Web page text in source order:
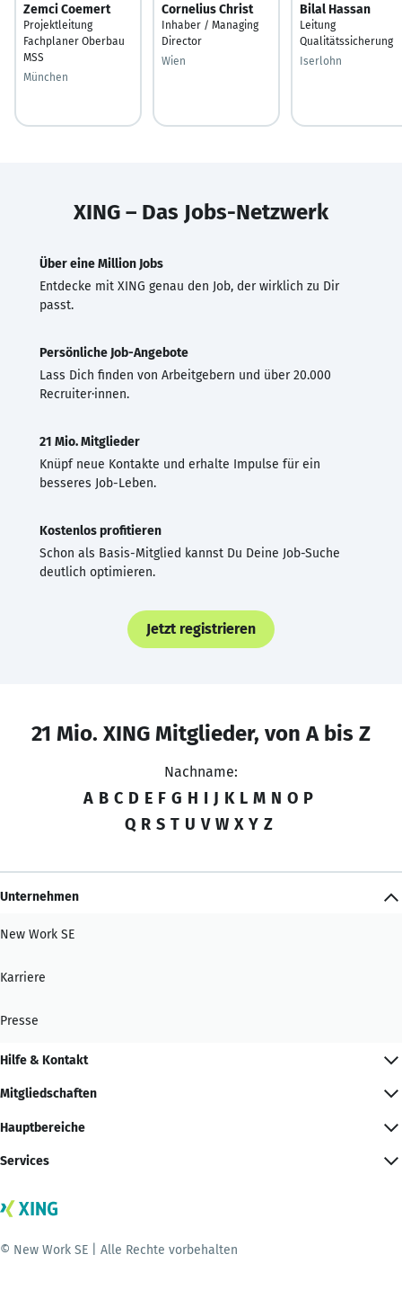
Zemci Coemert
Projektleitung
Fachplaner Oberbau
MSS
München
Cornelius Christ
Inhaber / Managing
Director
Wien
Bilal Hassan
Leitung
Qualitätssicherung
Iserlohn
XING – Das Jobs-Netzwerk
Über eine Million Jobs
Entdecke mit XING genau den Job, der wirklich zu Dir
passt.
Persönliche Job-Angebote
Lass Dich finden von Arbeitgebern und über 20.000
Recruiter·innen.
21 Mio. Mitglieder
Knüpf neue Kontakte und erhalte Impulse für ein
besseres Job-Leben.
Kostenlos profitieren
Schon als Basis-Mitglied kannst Du Deine Job-Suche
deutlich optimieren.
Jetzt registrieren
21 Mio. XING Mitglieder, von A bis Z
Nachname:
A B C D E F G H I J K L M N O P
Q R S T U V W X Y Z
Unternehmen
New Work SE
Karriere
Presse
Hilfe & Kontakt
Mitgliedschaften
Hauptbereiche
Services
© New Work SE | Alle Rechte vorbehalten